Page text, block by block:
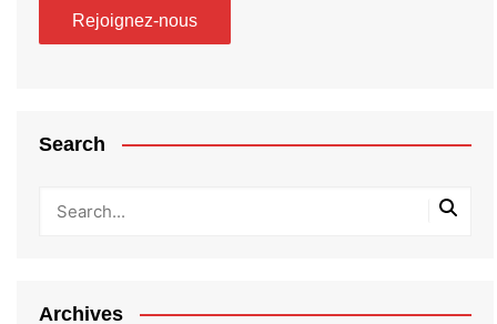
Search
Archives